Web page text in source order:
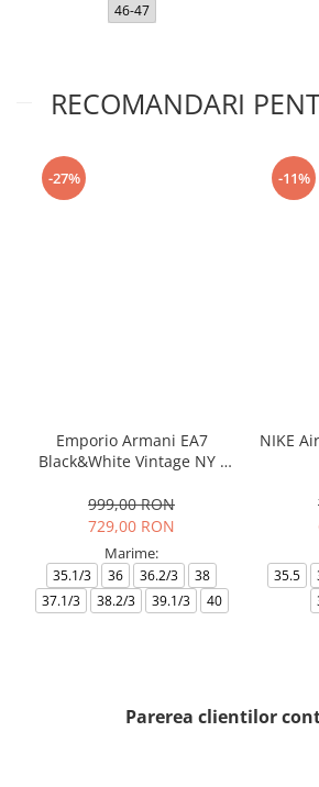
46-47
RECOMANDARI
-27%
Emporio Armani EA7
Black&White Vintage NY -
999,00 RON
729,00 RON
Marime:
35.1/3 36 36.2/3
38
37.1/3
38.2/3 39.1/3 40
-11%
NIKE
35.5
Parerea clientilor